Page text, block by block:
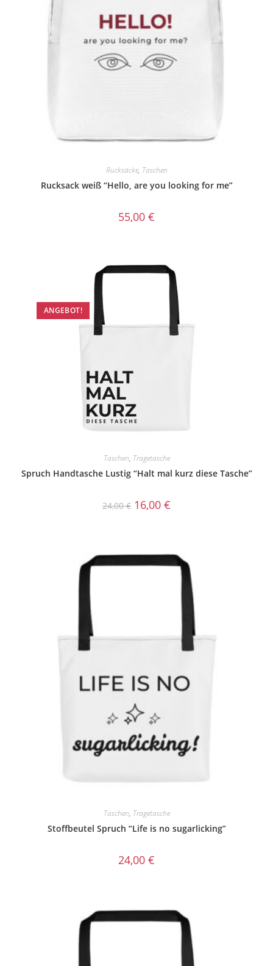
Rucksäcke, Taschen
Rucksack weiß “Hello, are you looking for me”
55,00 €
ANGEBOT!
Taschen, Tragetasche
Spruch Handtasche Lustig “Halt mal kurz diese Tasche”
24,00€ 16,00 €
Taschen, Tragetasche
Stoffbeutel Spruch “Life is no sugarlicking”
24,00 €